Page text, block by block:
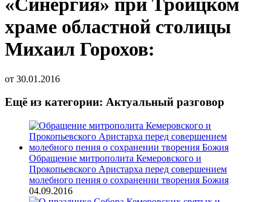
«Синергия» при Троицком
храме областной столицы
Михаил Горохов:
от 30.01.2016
Ещё из категории: Актуальный разговор
Обращение митрополита Кемеровского и
Прокопьевского Аристарха перед совершением
молебного пения о сохранении творения Божия
04.09.2016